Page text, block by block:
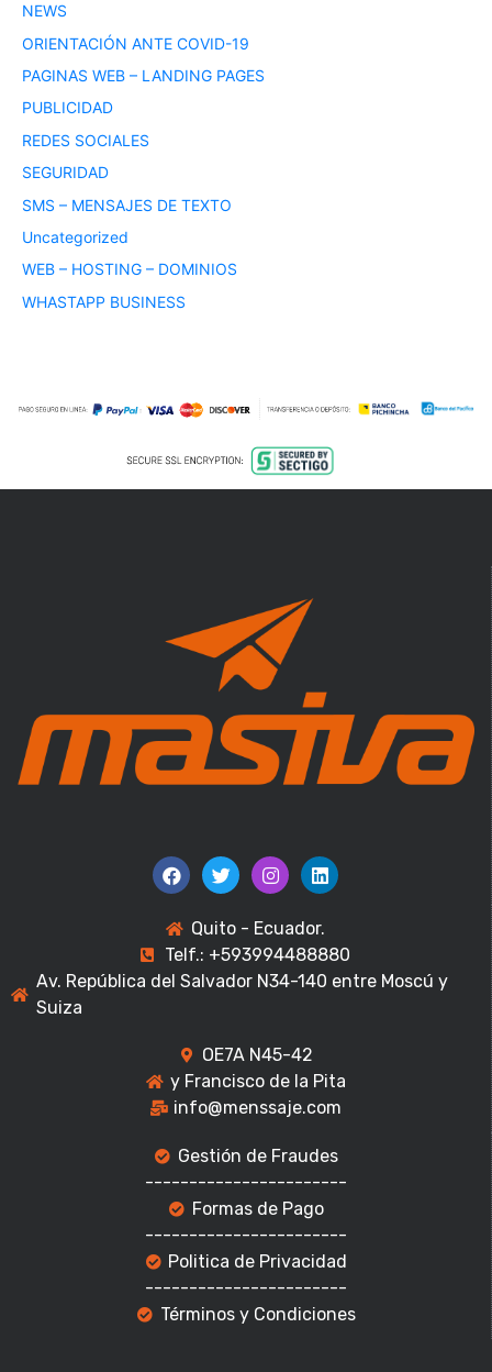
NEWS
ORIENTACIÓN ANTE COVID-19
PAGINAS WEB – LANDING PAGES
PUBLICIDAD
REDES SOCIALES
SEGURIDAD
SMS – MENSAJES DE TEXTO
Uncategorized
WEB – HOSTING – DOMINIOS
WHASTAPP BUSINESS
Quito - Ecuador.
Telf.: +593994488880
Av. República del Salvador N34-140 entre Moscú y
Suiza
OE7A N45-42
y Francisco de la Pita
info@menssaje.com
Gestión de Fraudes
-----------------------
Formas de Pago
-----------------------
Politica de Privacidad
-----------------------
Términos y Condiciones